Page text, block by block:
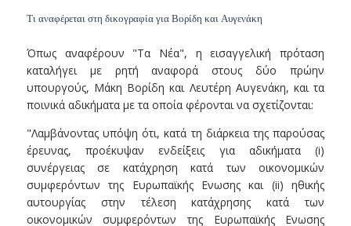
Τι αναφέρεται στη δικογραφία για Βορίδη και Αυγενάκη
Όπως αναφέρουν "Τα Νέα", η εισαγγελική πρόταση
καταλήγει με ρητή αναφορά στους δύο πρώην
υπουργούς, Μάκη Βορίδη και Λευτέρη Αυγενάκη, και τα
ποινικά αδικήματα με τα οποία φέρονται να σχετίζονται:
"Λαμβάνοντας υπόψη ότι, κατά τη διάρκεια της παρούσας
έρευνας, προέκυψαν ενδείξεις για αδικήματα (i)
συνέργειας σε κατάχρηση κατά των οικονομικών
συμφερόντων της Ευρωπαϊκής Ενωσης και (ii) ηθικής
αυτουργίας στην τέλεση κατάχρησης κατά των
οικονομικών συμφερόντων της Ευρωπαϊκής Ενωσης